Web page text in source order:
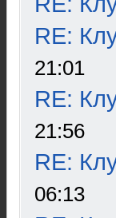
RE:
21:01
RE:
21:56
RE:
06:13